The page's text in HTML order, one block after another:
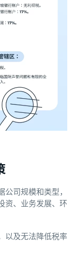
司规模和类型，
资、业务发展、环
以及无法降低税率